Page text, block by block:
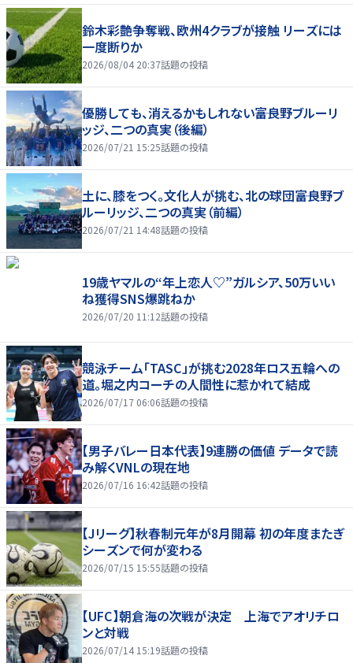
鈴木彩艶争奪戦、欧州4クラブが接触 リーズには
一度断りか
2026/08/04 20:37話題の投稿
優勝しても、消えるかもしれない――富良野ブルーリ
ッジ、二つの真実（後編）
2026/07/21 15:25話題の投稿
土に、膝をつく。文化人が挑む、北の球団――富良野ブ
ルーリッジ、二つの真実（前編）
2026/07/21 14:48話題の投稿
19歳ヤマルの“年上恋人♡”ガルシア、50万いい
ね獲得SNS爆跳ねか
2026/07/20 11:12話題の投稿
競泳チーム「TASC」が挑む2028年ロス五輪への
道。堀之内コーチの人間性に惹かれて結成
2026/07/17 06:06話題の投稿
【男子バレー日本代表】9連勝の価値 データで読
み解くVNLの現在地
2026/07/16 16:42話題の投稿
【Jリーグ】秋春制元年が8月開幕 初の年度またぎ
シーズンで何が変わる
2026/07/15 15:55話題の投稿
【UFC】朝倉海の次戦が決定 上海でアオリチロ
ンと対戦
2026/07/14 15:19話題の投稿